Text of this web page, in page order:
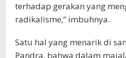
terhadap gerakan yang
radikalisme,” imbuhnya.
Satu hal yang menarik di
Pandra, bahwa dalam